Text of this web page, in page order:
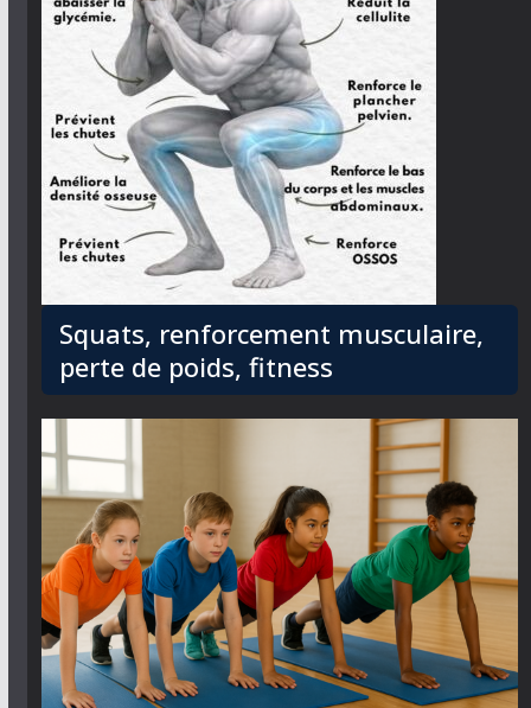
Squats, renforcement musculaire,
perte de poids, fitness